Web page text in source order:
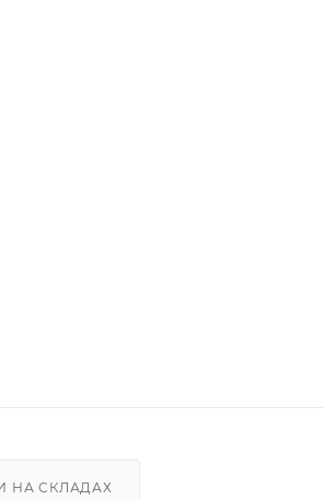
НА СКЛАДАХ